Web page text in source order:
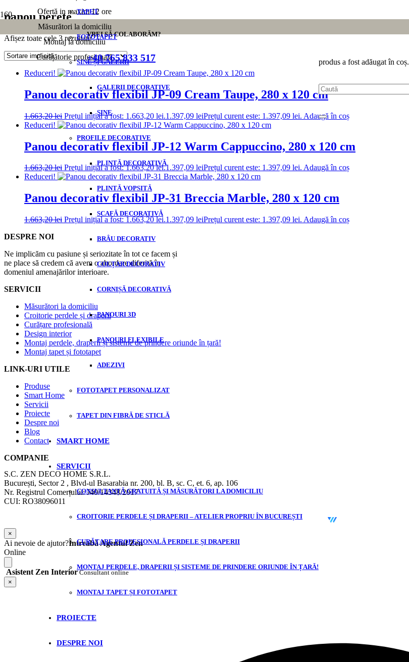
Ofertă in maxim 12 ore
Măsurători la domiciliu
Montaj la domiciliu
Curățătorie profesională
VREI SĂ COLABORĂM?
+40 765 833 517
TAPET
FOTOTAPET
SINE ȘI GALERII
GALERII DECORATIVE
ȘINE
PROFILE DECORATIVE
PLINTĂ DECORATIVĂ
PLINTĂ VOPSITĂ
SCAFĂ DECORATIVĂ
BRÂU DECORATIV
COLȚAR DECORATIV
CORNIȘĂ DECORATIVĂ
PANOURI 3D
PANOURI FLEXIBILE
ADEZIVI
FOTOTAPET PERSONALIZAT
TAPET DIN FIBRĂ DE STICLĂ
SMART HOME
SERVICII
CONSULTANȚĂ GRATUITĂ ȘI MĂSURĂTORI LA DOMICILIU
CROITORIE PERDELE ȘI DRAPERII – ATELIER PROPRIU ÎN BUCUREȘTI
CURĂȚARE PROFESIONALĂ PERDELE ȘI DRAPERII
MONTAJ PERDELE, DRAPERII ȘI SISTEME DE PRINDERE ORIUNDE ÎN ȚARĂ!
MONTAJ TAPET ȘI FOTOTAPET
PROIECTE
DESPRE NOI
produs a fost adăugat în coș.
panou perete
Afișez toate cele 3 rezultate
Reduceri!
Panou decorativ flexibil JP-09 Cream Taupe, 280 x 120 cm
1.663,20lei Prețul inițial a fost: 1.663,20 lei.1.397,09 leiPrețul curent este: 1.397,09 lei. Adaugă în coș
Reduceri!
Panou decorativ flexibil JP-12 Warm Cappuccino, 280 x 120 cm
1.663,20lei Prețul inițial a fost: 1.663,20 lei.1.397,09 leiPrețul curent este: 1.397,09 lei. Adaugă în coș
Reduceri!
Panou decorativ flexibil JP-31 Breccia Marble, 280 x 120 cm
1.663,20lei Prețul inițial a fost: 1.663,20 lei.1.397,09 leiPrețul curent este: 1.397,09 lei. Adaugă în coș
DESPRE NOI
Ne implicăm cu pasiune și seriozitate în tot ce facem și
ne place să credem că avem o abordare diferită în
domeniul amenajărilor interioare.
SERVICII
Măsurători la domiciliu
Croitorie perdele și draperii
Curățare profesională
Design interior
Montaj perdele, draperii și sisteme de prindere oriunde în țară!
Montaj tapet și fototapet
LINK-URI UTILE
Produse
Smart Home
Servicii
Proiecte
Despre noi
Blog
Contact
COMPANIE
S.C. ZEN DECO HOME S.R.L.
București, Sector 2 , Blvd-ul Basarabia nr. 200, bl. B, sc. C, et. 6, ap. 106
Nr. Registrul Comerțului: J40/14348/2017
CUI: RO38096011
Web Design by
×
Ai nevoie de ajutor?Întreabă Agentul Zen
Online
Asistent Zen InteriorConsultant online
×